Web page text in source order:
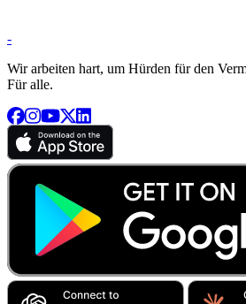
-
Wir arbeiten hart, um Hürden für den
Für alle.